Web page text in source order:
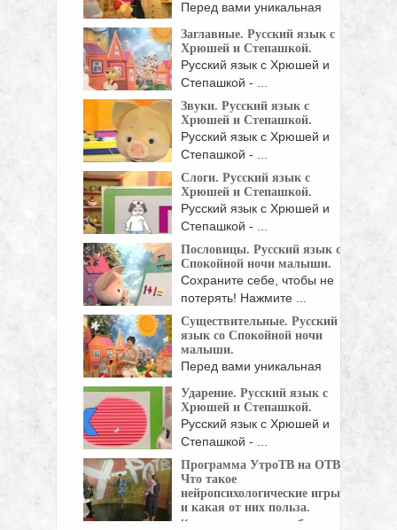
Перед вами уникальная
программа, созданная ...
Заглавные. Русский язык с
Хрюшей и Степашкой.
Русский язык с Хрюшей и
Степашкой - ...
Звуки. Русский язык с
Хрюшей и Степашкой.
Русский язык с Хрюшей и
Степашкой - ...
Слоги. Русский язык с
Хрюшей и Степашкой.
Русский язык с Хрюшей и
Степашкой - ...
Пословицы. Русский язык со
Спокойной ночи малыши.
Сохраните себе, чтобы не
потерять! Нажмите ...
Существительные. Русский
язык со Спокойной ночи
малыши.
Перед вами уникальная
программа, созданная ...
Ударение. Русский язык с
Хрюшей и Степашкой.
Русский язык с Хрюшей и
Степашкой - ...
Программа УтроТВ на ОТВ.
Что такое
нейропсихологические игры
и какая от них польза.
Как сделать так, чтобы игры